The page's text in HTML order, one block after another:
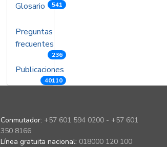
Glosario 541
Preguntas
frecuentes
236
Publicaciones
40110
Conmutador: +57 601 594 0200 - +57 601
350 8166
Línea gratuita nacional: 018000 120 100